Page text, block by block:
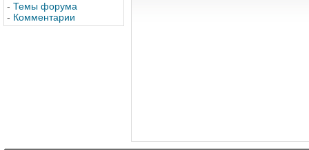
- Темы форума
- Комментарии